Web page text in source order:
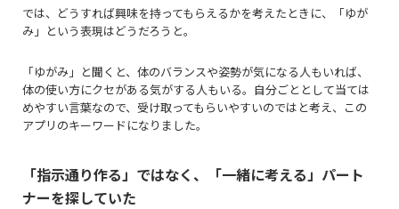
では、どうすれば興味を持ってもらえるかを考えたときに、「ゆが
み」という表現はどうだろうと。
「ゆがみ」と聞くと、体のバランスや姿勢が気になる人もいれば、
体の使い方にクセがある気がする人もいる。自分ごととして当ては
めやすい言葉なので、受け取ってもらいやすいのではと考え、この
アプリのキーワードになりました。
「指示通り作る」ではなく、「一緒に考える」パート
ナーを探していた